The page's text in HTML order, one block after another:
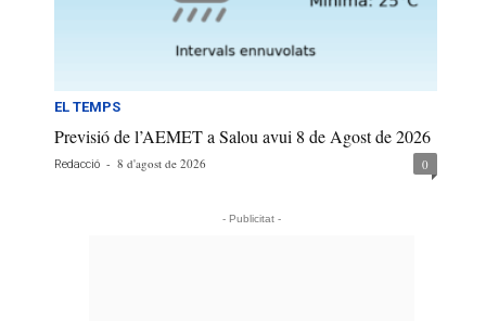
EL TEMPS
Previsió de l’AEMET a Salou avui 8 de Agost de 2026
Redacció - 8 d'agost de 2026 0
- Publicitat -